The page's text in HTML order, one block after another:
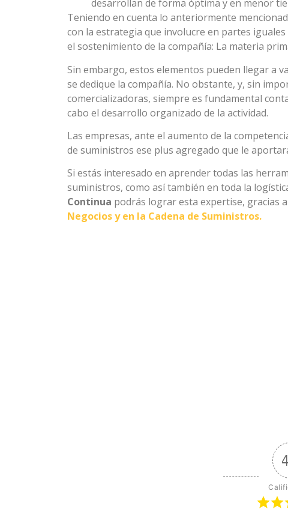
desarrollan de forma óptima y en menor
Teniendo en cuenta lo anteriormente
con la estrategia que involucre en partes
el sostenimiento de la compañía: La materia
Sin embargo, estos elementos pueden llegar a
se dedique la compañía. No obstante, y, sin
comercializadoras, siempre es fundamental
cabo el desarrollo organizado de la actividad.
Las empresas, ante el aumento de la
de suministros ese plus agregado que le
Si estás interesado en aprender todas las
suministros, como así también en toda la
Continua podrás lograr esta expertise, gracias
Negocios y en la Cadena de Suministros.